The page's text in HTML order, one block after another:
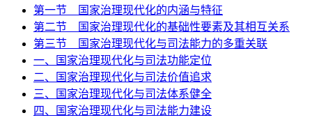
第一节 国家治理现代化的内涵与特征
第二节 国家治理现代化的基础性要素及其相互关系
第三节 国家治理现代化与司法能力的多重关联
一、国家治理现代化与司法功能定位
二、国家治理现代化与司法价值追求
三、国家治理现代化与司法体系健全
四、国家治理现代化与司法能力建设